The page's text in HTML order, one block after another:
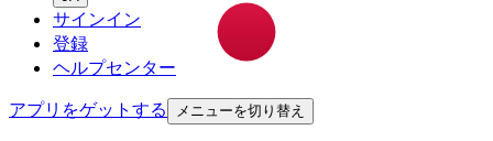
サインイン
登録
ヘルプセンター
アプリをゲットする
メニューを切り替え